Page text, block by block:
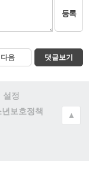
등록
다음 댓글보기
설정
년보호정책
▲